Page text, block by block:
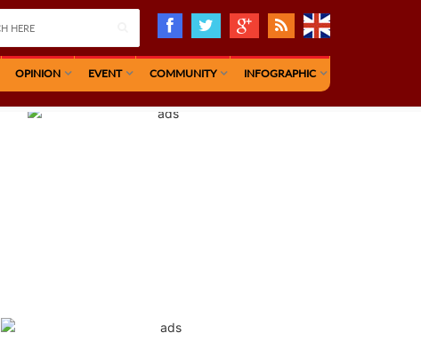
OPINION EVENT COMMUNITY INFOGRAPHIC